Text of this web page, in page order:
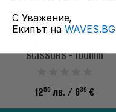
SCISSORS - 100mm
1250 лв. / 639 €
С Уважение,
Екипът на WAVES.BG